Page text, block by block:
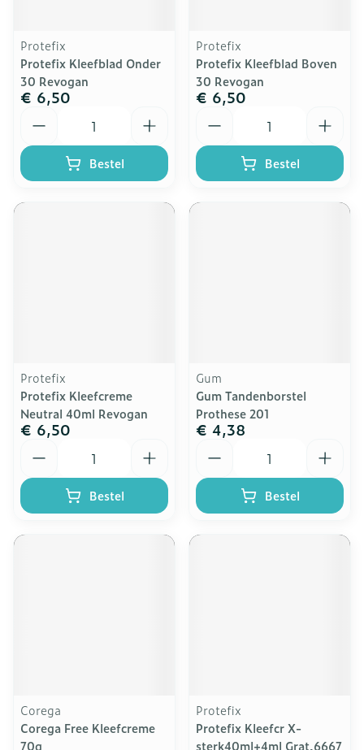
Protefix
Protefix Kleefblad Onder
30 Revogan
€ 6,50
Bestel
Protefix
Protefix Kleefblad Boven
30 Revogan
€ 6,50
Bestel
Protefix
Protefix Kleefcreme
Neutral 40ml Revogan
€ 6,50
Bestel
Gum
Gum Tandenborstel
Prothese 201
€ 4,38
Bestel
Corega
Corega Free Kleefcreme
70g
Protefix
Protefix Kleefcr X-
sterk40ml+4ml Grat.6667